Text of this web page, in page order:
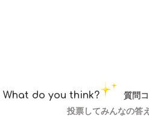
What do you think?
質問
投票してみんなの答